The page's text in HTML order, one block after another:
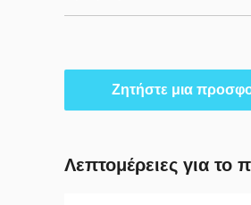
Ζητήστε μια
Λεπτομέρειες για το